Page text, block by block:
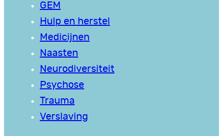
GEM
Hulp en herstel
Medicijnen
Naasten
Neurodiversiteit
Psychose
Trauma
Verslaving